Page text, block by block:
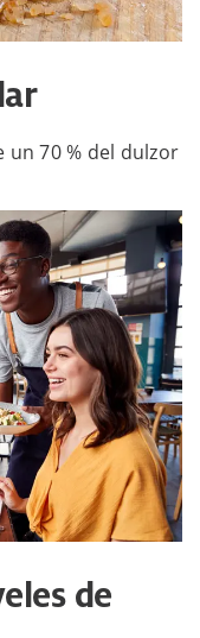
70 % del dulzor
de